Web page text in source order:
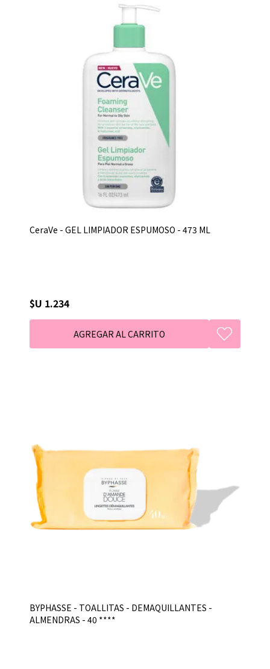
CeraVe - GEL LIMPIADOR ESPUMOSO - 473 ML
$U 1.234
BYPHASSE - TOALLITAS - DEMAQUILLANTES -
ALMENDRAS - 40 ****